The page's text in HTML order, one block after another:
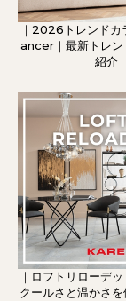
｜2026トレンド
ancer｜最新トレン
紹介
｜ロフトリローデッ
クールさと温かさ